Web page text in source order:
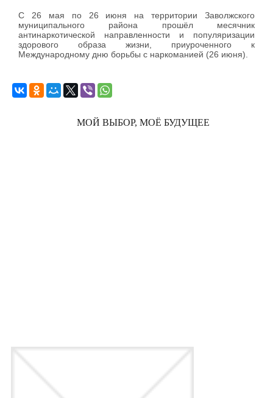
С 26 мая по 26 июня на территории Заволжского
муниципального района прошёл месячник
антинаркотической направленности и популяризации
здорового образа жизни, приуроченного к
Международному дню борьбы с наркоманией (26 июня).
МОЙ ВЫБОР, МОЁ БУДУЩЕЕ